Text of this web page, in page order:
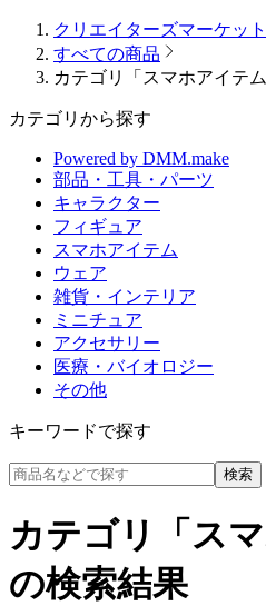
クリエイターズマーケット
すべての商品
カテゴリ「スマホアイテ
カテゴリから探す
Powered by DMM.make
部品・工具・パーツ
キャラクター
フィギュア
スマホアイテム
ウェア
雑貨・インテリア
ミニチュア
アクセサリー
医療・バイオロジー
その他
キーワードで探す
検索
カテゴリ「ス
の検索結果